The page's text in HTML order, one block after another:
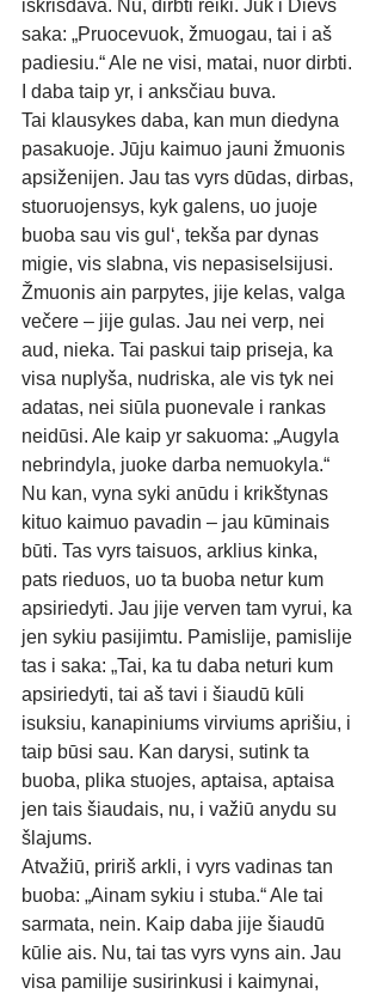
iškrisdava. Nu, dirbti reiki. Juk i Dievs
saka: „Pruocevuok, žmuogau, tai i aš
padiesiu.“ Ale ne visi, matai, nuor dirbti.
I daba taip yr, i anksčiau buva.
Tai klausykes daba, kan mun diedyna
pasakuoje. Jūju kaimuo jauni žmuonis
apsiženijen. Jau tas vyrs dūdas, dirbas,
stuoruojensys, kyk galens, uo juoje
buoba sau vis gul‘, tekša par dynas
migie, vis slabna, vis nepasiselsijusi.
Žmuonis ain parpytes, jije kelas, valga
večere – jije gulas. Jau nei verp, nei
aud, nieka. Tai paskui taip priseja, ka
visa nuplyša, nudriska, ale vis tyk nei
adatas, nei siūla puonevale i rankas
neidūsi. Ale kaip yr sakuoma: „Augyla
nebrindyla, juoke darba nemuokyla.“
Nu kan, vyna syki anūdu i krikštynas
kituo kaimuo pavadin – jau kūminais
būti. Tas vyrs taisuos, arklius kinka,
pats rieduos, uo ta buoba netur kum
apsiriedyti. Jau jije verven tam vyrui, ka
jen sykiu pasijimtu. Pamislije, pamislije
tas i saka: „Tai, ka tu daba neturi kum
apsiriedyti, tai aš tavi i šiaudū kūli
isuksiu, kanapiniums virviums aprišiu, i
taip būsi sau. Kan darysi, sutink ta
buoba, plika stuojes, aptaisa, aptaisa
jen tais šiaudais, nu, i važiū anydu su
šlajums.
Atvažiū, pririš arkli, i vyrs vadinas tan
buoba: „Ainam sykiu i stuba.“ Ale tai
sarmata, nein. Kaip daba jije šiaudū
kūlie ais. Nu, tai tas vyrs vyns ain. Jau
visa pamilije susirinkusi i kaimynai,